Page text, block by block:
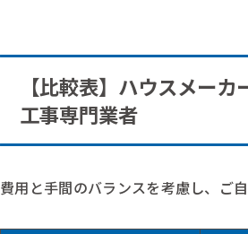
【比較表】ハウスメー
工事専門業者
費用と手間のバランスを考慮し、ご